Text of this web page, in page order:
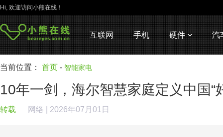
Hi, 欢迎访问小熊在线！
互联网 手机 硬件 汽
当前位置： 首页 - 智能家电
10年一剑，海尔智慧家庭定义中国“
转载 网络 | 2026年07月01日